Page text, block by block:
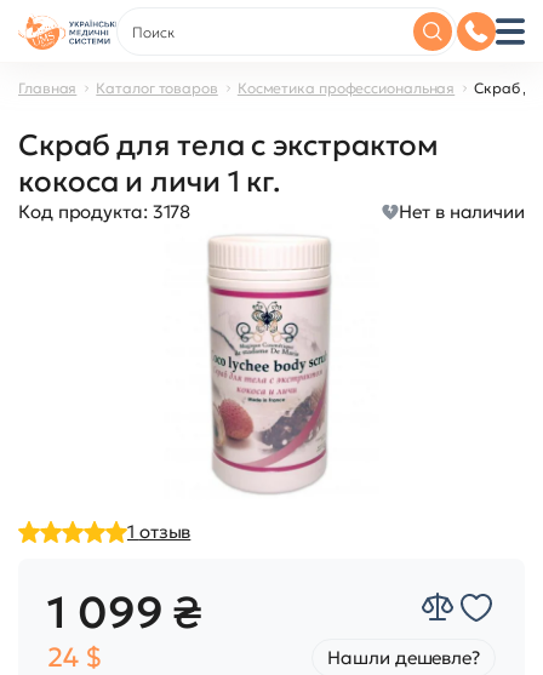
Главная Каталог товаров Косметика профессиональная Скраб
Скраб для тела с экстрактом
кокоса и личи 1 кг.
Код продукта: 3178 Нет в наличии
1 отзыв
1 099 ₴
24 $ Нашли дешевле?